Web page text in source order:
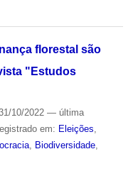
florestal são
"Estudos
10/2022 — última
em: Eleições
, Biodiversidade,